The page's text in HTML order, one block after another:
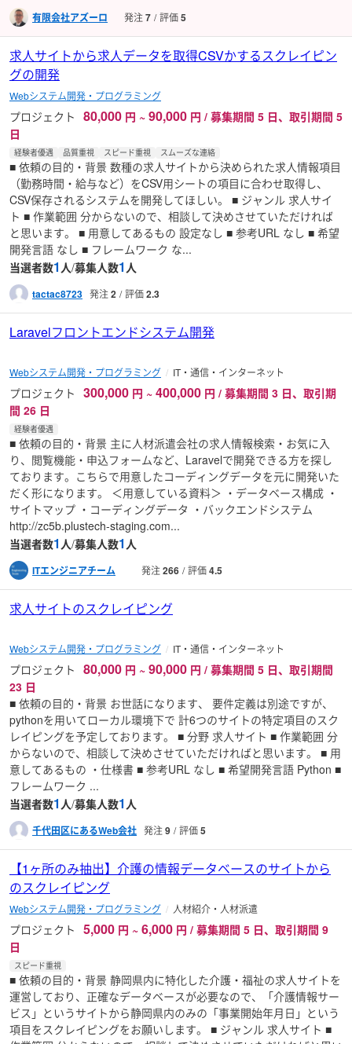
有限会社アズーロ 発注7 評価5
求人サイトから求人データを取得CSVかするスクレイピン
グの開発
Webシステム開発・プログラミング
プロジェクト 80,000 円 ~ 90,000 円 / 募集期間 5 日、取引期間 5
日
経験者優遇 品質重視 スピード重視 スムーズな連絡
■ 依頼の目的・背景 数種の求人サイトから決められた求人情報項目
（勤務時間・給与など）をCSV用シートの項目に合わせ取得し、
CSV保存されるシステムを開発してほしい。 ■ ジャンル 求人サイ
ト ■ 作業範囲 分からないので、相談して決めさせていただければ
と思います。 ■ 用意してあるもの 設定なし ■ 参考URL なし ■ 希望
開発言語 なし ■ フレームワーク な...
当選者数1 人/募集人数1 人
tactac8723 発注2 評価2.3
Laravelフロントエンドシステム開発
Webシステム開発・プログラミング IT・通信・インターネット
プロジェクト 300,000 円 ~ 400,000 円 / 募集期間 3 日、取引期
間 26 日
経験者優遇
■ 依頼の目的・背景 主に人材派遣会社の求人情報検索・お気に入
り、閲覧機能・申込フォームなど、Laravelで開発できる方を探し
ております。こちらで用意したコーディングデータを元に開発いた
だく形になります。 ＜用意している資料＞ ・データベース構成 ・
サイトマップ ・コーディングデータ ・バックエンドシステム
http://zc5b.plustech-staging.com...
当選者数1 人/募集人数1 人
ITエンジニアチーム 発注266 評価4.5
求人サイトのスクレイピング
Webシステム開発・プログラミング IT・通信・インターネット
プロジェクト 80,000 円 ~ 90,000 円 / 募集期間 5 日、取引期間
23 日
■ 依頼の目的・背景 お世話になります、 要件定義は別途ですが、
pythonを用いてローカル環境下で 計6つのサイトの特定項目のスク
レイピングを予定しております。 ■ 分野 求人サイト ■ 作業範囲 分
からないので、相談して決めさせていただければと思います。 ■ 用
意してあるもの ・仕様書 ■ 参考URL なし ■ 希望開発言語 Python ■
フレームワーク ...
当選者数1 人/募集人数1 人
千代田区にあるWeb会社 発注9 評価5
【1ヶ所のみ抽出】介護の情報データベースのサイトから
のスクレイピング
Webシステム開発・プログラミング 人材紹介・人材派遣
プロジェクト 5,000 円 ~ 6,000 円 / 募集期間 5 日、取引期間 9
日
スピード重視
■ 依頼の目的・背景 静岡県内に特化した介護・福祉の求人サイトを
運営しており、正確なデータベースが必要なので、「介護情報サー
ビス」というサイトから静岡県内のみの「事業開始年月日」という
項目をスクレイピングをお願いします。 ■ ジャンル 求人サイト ■